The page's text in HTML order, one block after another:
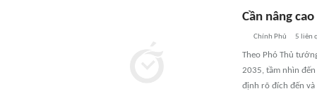
Cần nâng
Chính Phủ 5 liên
Theo Phó Thủ
2035, tầm nhìn
định rõ đích đến và